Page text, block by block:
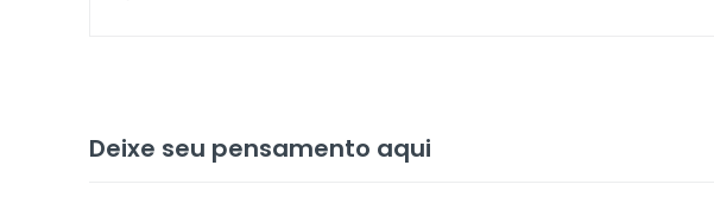
Deixe seu pensamento aqui